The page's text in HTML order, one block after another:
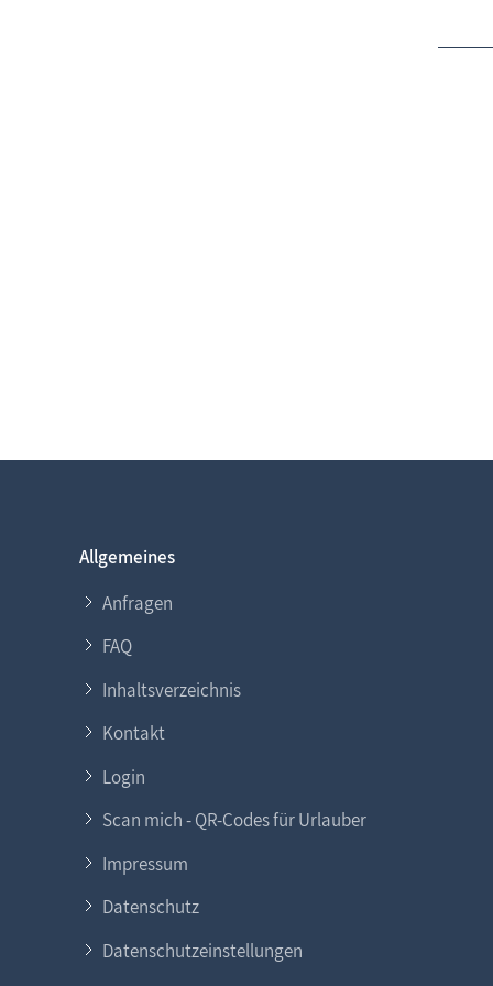
Allgemeines
Anfragen
FAQ
Inhaltsverzeichnis
Kontakt
Login
Scan mich - QR-Codes für Urlauber
Impressum
Datenschutz
Datenschutzeinstellungen